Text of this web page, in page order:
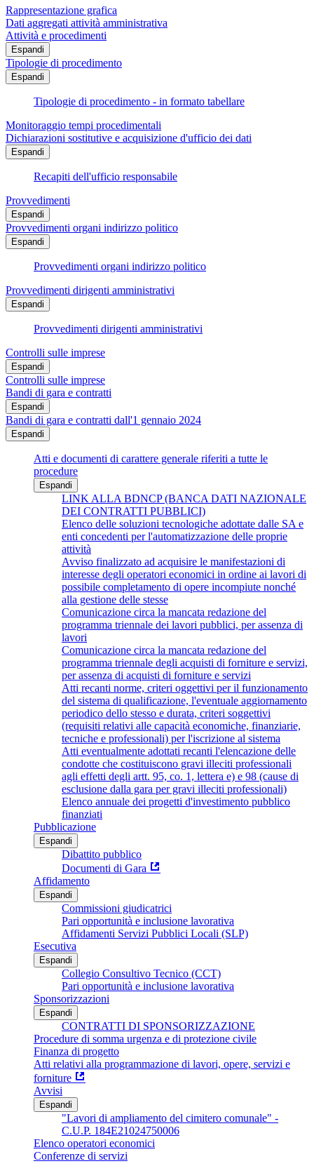
Rappresentazione grafica
Dati aggregati attività amministrativa
Attività e procedimenti
Espandi
Tipologie di procedimento
Espandi
Tipologie di procedimento - in formato tabellare
Monitoraggio tempi procedimentali
Dichiarazioni sostitutive e acquisizione d'ufficio dei dati
Espandi
Recapiti dell'ufficio responsabile
Provvedimenti
Espandi
Provvedimenti organi indirizzo politico
Espandi
Provvedimenti organi indirizzo politico
Provvedimenti dirigenti amministrativi
Espandi
Provvedimenti dirigenti amministrativi
Controlli sulle imprese
Espandi
Controlli sulle imprese
Bandi di gara e contratti
Espandi
Bandi di gara e contratti dall'1 gennaio 2024
Espandi
Atti e documenti di carattere generale riferiti a tutte le
procedure
Espandi
LINK ALLA BDNCP (BANCA DATI NAZIONALE
DEI CONTRATTI PUBBLICI)
Elenco delle soluzioni tecnologiche adottate dalle SA e
enti concedenti per l'automatizzazione delle proprie
attività
Avviso finalizzato ad acquisire le manifestazioni di
interesse degli operatori economici in ordine ai lavori di
possibile completamento di opere incompiute nonché
alla gestione delle stesse
Comunicazione circa la mancata redazione del
programma triennale dei lavori pubblici, per assenza di
lavori
Comunicazione circa la mancata redazione del
programma triennale degli acquisti di forniture e servizi,
per assenza di acquisti di forniture e servizi
Atti recanti norme, criteri oggettivi per il funzionamento
del sistema di qualificazione, l'eventuale aggiornamento
periodico dello stesso e durata, criteri soggettivi
(requisiti relativi alle capacità economiche, finanziarie,
tecniche e professionali) per l'iscrizione al sistema
Atti eventualmente adottati recanti l'elencazione delle
condotte che costituiscono gravi illeciti professionali
agli effetti degli artt. 95, co. 1, lettera e) e 98 (cause di
esclusione dalla gara per gravi illeciti professionali)
Elenco annuale dei progetti d'investimento pubblico
finanziati
Pubblicazione
Espandi
Dibattito pubblico
Documenti di Gara
Affidamento
Espandi
Commissioni giudicatrici
Pari opportunità e inclusione lavorativa
Affidamenti Servizi Pubblici Locali (SLP)
Esecutiva
Espandi
Collegio Consultivo Tecnico (CCT)
Pari opportunità e inclusione lavorativa
Sponsorizzazioni
Espandi
CONTRATTI DI SPONSORIZZAZIONE
Procedure di somma urgenza e di protezione civile
Finanza di progetto
Atti relativi alla programmazione di lavori, opere, servizi e
forniture
Avvisi
Espandi
"Lavori di ampliamento del cimitero comunale" -
C.U.P. 184E21024750006
Elenco operatori economici
Conferenze di servizi